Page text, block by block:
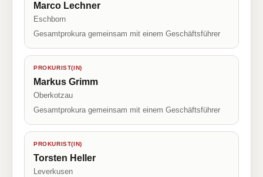
Marco Lechner
Eschborn
Gesamtprokura gemeinsam mit einem Geschäftsführer
PROKURIST(IN)
Markus Grimm
Oberkotzau
Gesamtprokura gemeinsam mit einem Geschäftsführer
PROKURIST(IN)
Torsten Heller
Leverkusen